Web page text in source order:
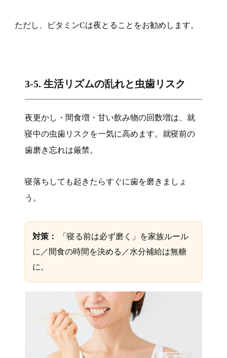
ただし、ビタミンCは夜とることをお勧めします。
3-5. 生活リズムの乱れと虫歯リスク
夜更かし・間食増・甘い飲み物の回数増は、就
寝中の虫歯リスクを一気に高めます。就寝前の
歯磨き忘れは厳禁。
寝落ちしても起きたらすぐに歯を磨きましょ
う。
対策：
「寝る前は必ず磨く」を家族ルール
に／間食の時間を決める／水分補給は無糖
に。